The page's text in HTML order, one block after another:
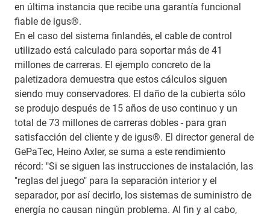
en última instancia que recibe una garantía funcional
fiable de igus®.
En el caso del sistema finlandés, el cable de control
utilizado está calculado para soportar más de 41
millones de carreras. El ejemplo concreto de la
paletizadora demuestra que estos cálculos siguen
siendo muy conservadores. El daño de la cubierta sólo
se produjo después de 15 años de uso continuo y un
total de 73 millones de carreras dobles - para gran
satisfacción del cliente y de igus®. El director general de
GePaTec, Heino Axler, se suma a este rendimiento
récord: "Si se siguen las instrucciones de instalación, las
"reglas del juego" para la separación interior y el
separador, por así decirlo, los sistemas de suministro de
energía no causan ningún problema. Al fin y al cabo,